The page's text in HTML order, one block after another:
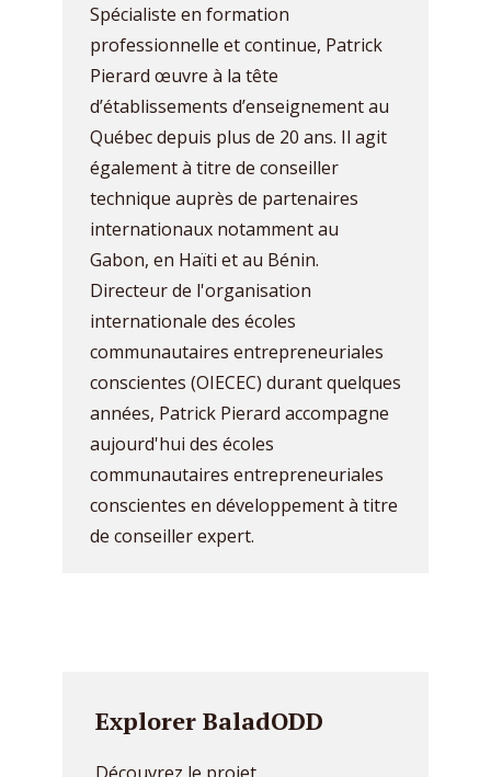
Spécialiste en formation
professionnelle et continue, Patrick
Pierard œuvre à la tête
d’établissements d’enseignement au
Québec depuis plus de 20 ans. Il agit
également à titre de conseiller
technique auprès de partenaires
internationaux notamment au
Gabon, en Haïti et au Bénin.
Directeur de l'organisation
internationale des écoles
communautaires entrepreneuriales
conscientes (OIECEC) durant quelques
années, Patrick Pierard accompagne
aujourd'hui des écoles
communautaires entrepreneuriales
conscientes en développement à titre
de conseiller expert.
Explorer BaladODD